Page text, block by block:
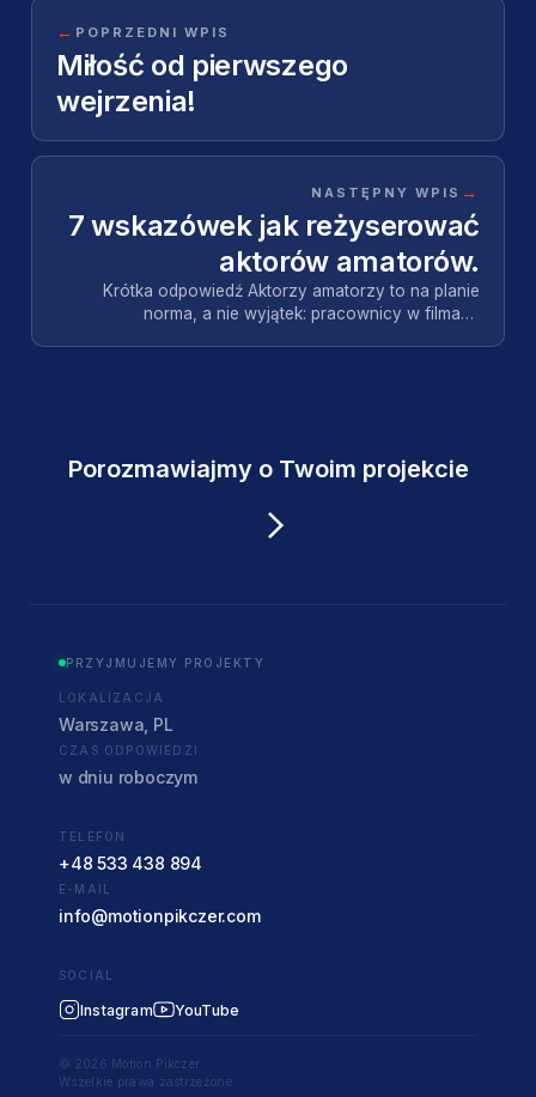
← POPRZEDNI WPIS
Miłość od pierwszego
wejrzenia!
NASTĘPNY WPIS →
7 wskazówek jak reżyserować
aktorów amatorów.
Krótka odpowiedź Aktorzy amatorzy to na planie
norma, a nie wyjątek: pracownicy w filmach
Porozmawiajmy o Twoim projekcie
PRZYJMUJEMY PROJEKTY
LOKALIZACJA
Warszawa, PL
CZAS ODPOWIEDZI
w dniu roboczym
TELEFON
+48 533 438 894
E-MAIL
info@motionpikczer.com
SOCIAL
Instagram YouTube
© 2026 Motion Pikczer.
Wszelkie prawa zastrzeżone.